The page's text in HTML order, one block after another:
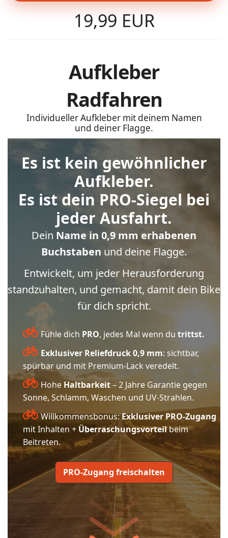
19,99 EUR
Aufkleber
Radfahren
Individueller Aufkleber mit deinem Namen
und deiner Flagge.
Es ist kein gewöhnlicher
Aufkleber.
Es ist dein PRO-Siegel bei
jeder Ausfahrt.
Dein Name in 0,9 mm erhabenen
Buchstaben und deine Flagge.
Entwickelt, um jeder Herausforderung
standzuhalten, und gemacht, damit dein Bike
für dich spricht.
Fühle dich PRO, jedes Mal wenn du trittst.
Exklusiver Reliefdruck 0,9 mm: sichtbar,
spürbar und mit Premium-Lack veredelt.
Hohe Haltbarkeit– 2 Jahre Garantie gegen
Sonne, Schlamm, Waschen und UV-Strahlen.
Willkommensbonus:Exklusiver PRO-Zugang
mit Inhalten + Überraschungsvorteilbeim
Beitreten.
PRO-Zugang freischalten